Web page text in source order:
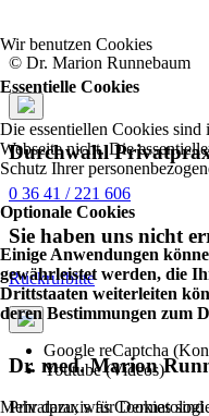
© Dr. Marion Runnebaum
Durchwahl
0 36 41 / 221 606
Sie haben uns nicht
Rückrufbitte
Dr. med. Marion
Privatpraxis für
Wir benutzen Cookies
Essentielle Cookies
Die essentiellen Cookies
Webseite nicht. Die
Schutz Ihrer
Optionale Cookies
Einige Anwendungen
gewährleistet werden, die
Drittstaaten weiterleiten
deren Bestimmungen zum
Google reCaptcha
Youtube (Videos)
Mehr dazu, was Cookies